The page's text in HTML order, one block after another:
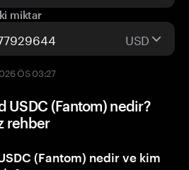
miktar
USD
ÖS 03:27
USDC (Fantom) nedir?
rehber
(Fantom) nedir ve kim